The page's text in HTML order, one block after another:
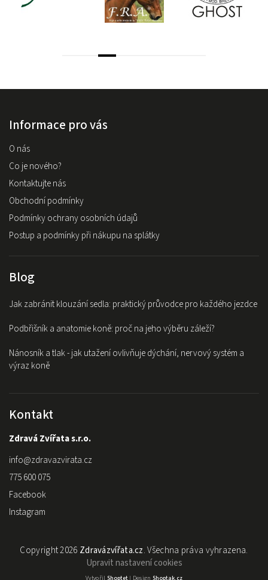
Informace pro vás
O nás
Co je nového?
Kontaktujte nás
Obchodní podmínky
Podmínky ochrany osobních údajů
Postup a podmínky při nákupu na splátky
Blog
Jak zabránit klouzání sedla: praktický průvodce pro každého jezdce
Podbřišník a anatomie koně: proč na jeho výběru záleží?
Nánosník a tlak - jak utažení ovlivňuje dýchání, nervový systém a
výraz koně
Kontakt
Zdravá Zvířata s.r.o.
info@zdravazvirata.cz
775 600 075
Facebook
Instagram
Copyright 2026 Zdravázvířata.cz. Všechna práva vyhrazena.
Upravit nastavení cookies